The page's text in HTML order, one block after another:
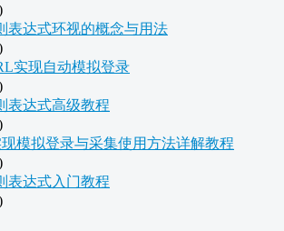
表达式环视的概念与用法
实现自动模拟登录
表达式高级教程
现模拟登录与采集使用方法详解教程
表达式入门教程